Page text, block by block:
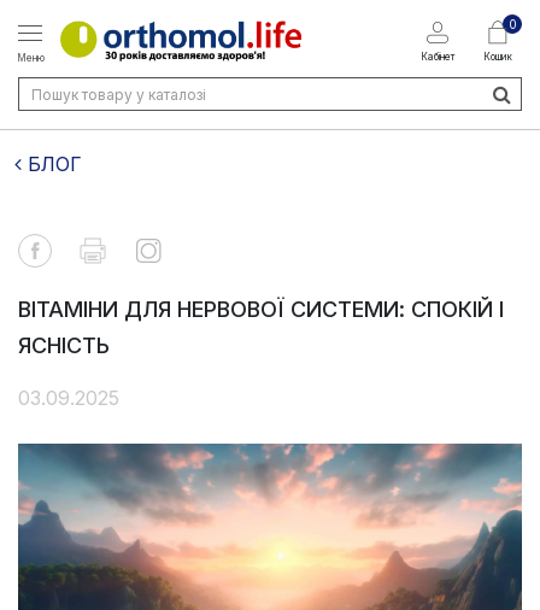
Меню Кабінет
0
Кошик
БЛОГ
ВІТАМІНИ ДЛЯ НЕРВОВОЇ СИСТЕМИ: СПОКІЙ І
ЯСНІСТЬ
03.09.2025